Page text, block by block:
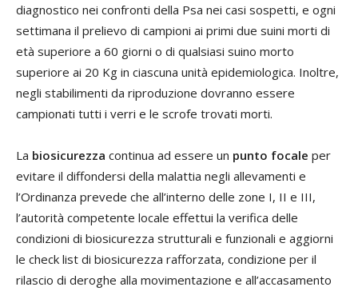
diagnostico nei confronti della Psa nei casi sospetti, e ogni
settimana il prelievo di campioni ai primi due suini morti di
età superiore a 60 giorni o di qualsiasi suino morto
superiore ai 20 Kg in ciascuna unità epidemiologica. Inoltre,
negli stabilimenti da riproduzione dovranno essere
campionati tutti i verri e le scrofe trovati morti.
La biosicurezza continua ad essere un punto focale per
evitare il diffondersi della malattia negli allevamenti e
l’Ordinanza prevede che all’interno delle zone I, II e III,
l’autorità competente locale effettui la verifica delle
condizioni di biosicurezza strutturali e funzionali e aggiorni
le check list di biosicurezza rafforzata, condizione per il
rilascio di deroghe alla movimentazione e all’accasamento